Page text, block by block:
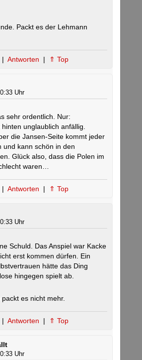
Packt es der Lehmann
| Antworten | ⇑ Top
Uhr
sehr ordentlich. Nur:
unglaublich anfällig.
die Jansen-Seite kommt jeder
und kann schön in den
Glück also, dass die Polen im
waren…
| Antworten | ⇑ Top
Uhr
Schuld. Das Anspiel war Kacke
erst kommen dürfen. Ein
hätte das Ding
hingegen spielt ab.
es nicht mehr.
| Antworten | ⇑ Top
Uhr